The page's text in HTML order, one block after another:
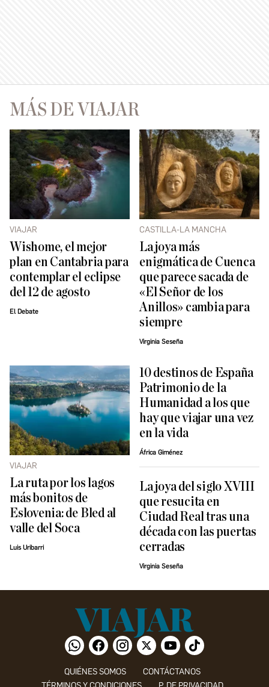
MÁS DE VIAJAR
VIAJAR
Wishome, el mejor
plan en Cantabria para
contemplar el eclipse
del 12 de agosto
El Debate
CASTILLA-LA MANCHA
La joya más
enigmática de Cuenca
que parece sacada de
«El Señor de los
Anillos» cambia para
siempre
Virginia Seseña
VIAJAR
La ruta por los lagos
más bonitos de
Eslovenia: de Bled al
valle del Soca
Luis Uribarri
10 destinos de España
Patrimonio de la
Humanidad a los que
hay que viajar una vez
en la vida
África Giménez
La joya del siglo XVIII
que resucita en
Ciudad Real tras una
década con las puertas
cerradas
Virginia Seseña
QUIÉNES SOMOS
CONTÁCTANOS